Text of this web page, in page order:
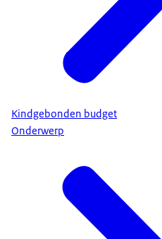
Kindgebonden budget
Onderwerp